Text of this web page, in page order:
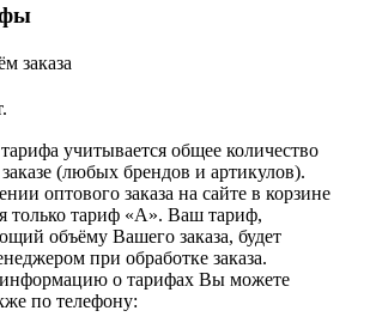
заказа
учитывается общее количество
(любых брендов и артикулов).
оптового заказа на сайте в корзине
только тариф «А». Ваш тариф,
объёму Вашего заказа, будет
при обработке заказа.
о тарифах Вы можете
по телефону: